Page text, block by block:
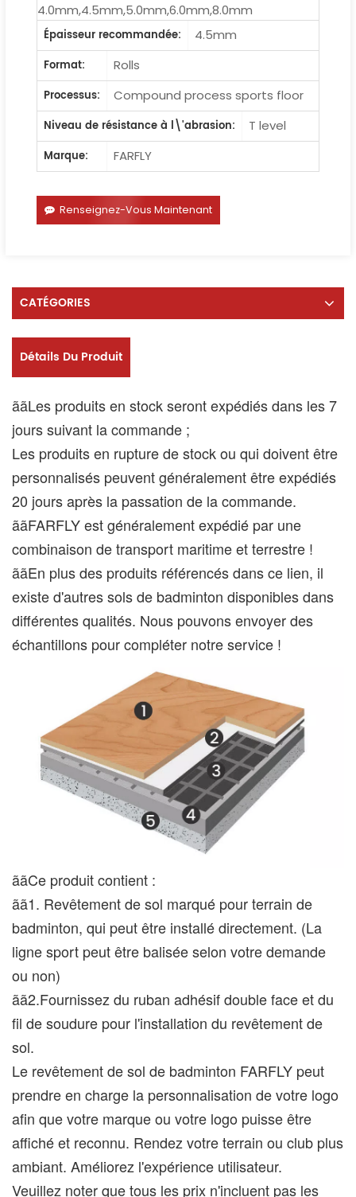
4.0mm,4.5mm,5.0mm,6.0mm,8.0mm
Épaisseur recommandée:
4.5mm
Format:
Rolls
Processus:
Compound process sports floor
Niveau de résistance à l\'abrasion:
T level
Marque:
FARFLY
Renseignez-Vous Maintenant
CATÉGORIES
Détails Du Produit
ããLes produits en stock seront expédiés dans les 7
jours suivant la commande ;
Les produits en rupture de stock ou qui doivent être
personnalisés peuvent généralement être expédiés
20 jours après la passation de la commande.
ããFARFLY est généralement expédié par une
combinaison de transport maritime et terrestre !
ããEn plus des produits référencés dans ce lien, il
existe d'autres sols de badminton disponibles dans
différentes qualités. Nous pouvons envoyer des
échantillons pour compléter notre service !
ããCe produit contient :
ãã1. Revêtement de sol marqué pour terrain de
badminton, qui peut être installé directement. (La
ligne sport peut être balisée selon votre demande
ou non)
ãã2.Fournissez du ruban adhésif double face et du
fil de soudure pour l'installation du revêtement de
sol.
Le revêtement de sol de badminton FARFLY peut
prendre en charge la personnalisation de votre logo
afin que votre marque ou votre logo puisse être
affiché et reconnu. Rendez votre terrain ou club plus
ambiant. Améliorez l'expérience utilisateur.
Veuillez noter que tous les prix n'incluent pas les